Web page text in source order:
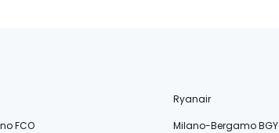
Ryanair
FCO
Milano-Bergamo BGY